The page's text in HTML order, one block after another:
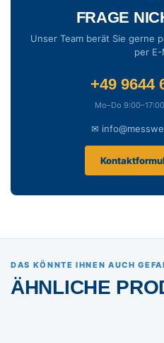
FRAGE
Unser Team berät Sie gerne
per E-
+49 9644
Mo–Do
✉
DAS KÖNNTE IHNEN AUCH
ÄHNLICHE